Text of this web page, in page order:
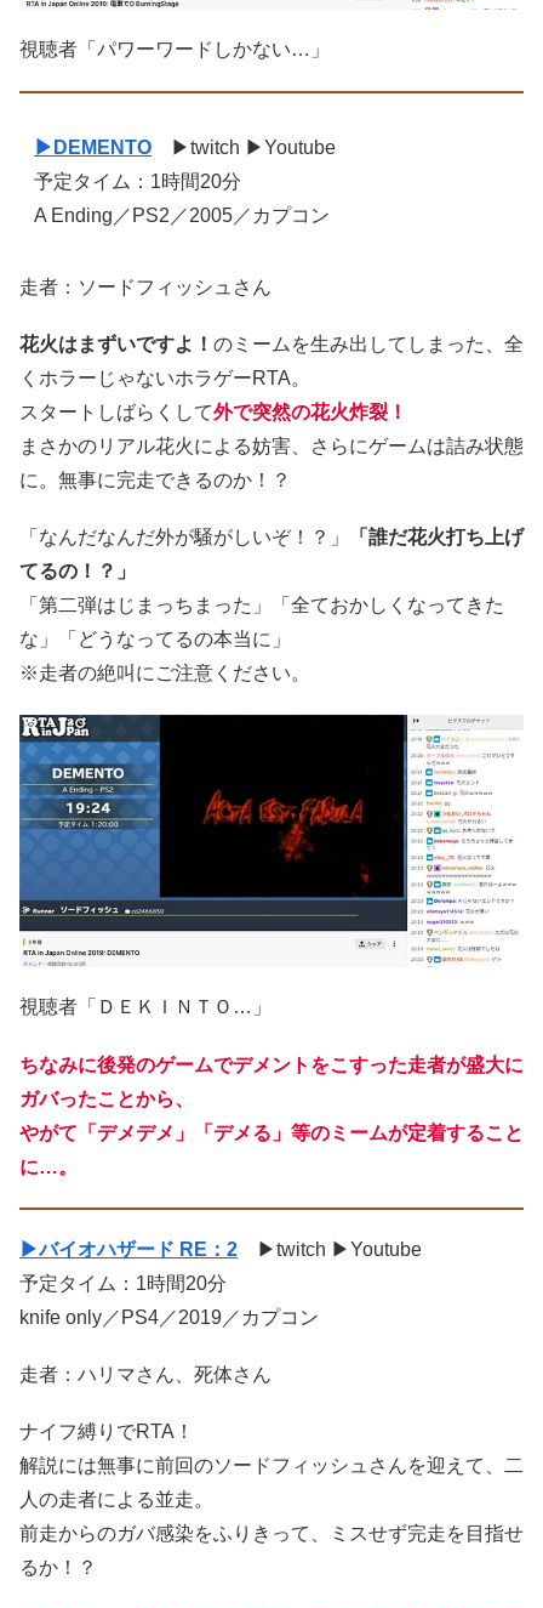
視聴者「パワーワードしかない…」
▶DEMENTO ▶twitch ▶Youtube
予定タイム：1時間20分
A Ending／PS2／2005／カプコン
走者：ソードフィッシュさん
花火はまずいですよ！ のミームを生み出してしまった、全
くホラーじゃないホラゲーRTA。
スタートしばらくして外で突然の花火炸裂！
まさかのリアル花火による妨害、さらにゲームは詰み状態
に。無事に完走できるのか！？
「なんだなんだ外が騒がしいぞ！？」
「誰だ花火打ち上げ
てるの！？」
「第二弾はじまっちまった」「全ておかしくなってきた
な」「どうなってるの本当に」
※走者の絶叫にご注意ください。
視聴者「ＤＥＫＩＮＴＯ…」
ちなみに後発のゲームでデメントをこすった走者が盛大に
ガバったことから、
やがて「デメデメ」「デメる」等のミームが定着すること
に…。
▶バイオハザード RE：2 ▶twitch ▶Youtube
予定タイム：1時間20分
knife only／PS4／2019／カプコン
走者：ハリマさん、死体さん
ナイフ縛りでRTA！
解説には無事に前回のソードフィッシュさんを迎えて、二
人の走者による並走。
前走からのガバ感染をふりきって、ミスせず完走を目指せ
るか！？